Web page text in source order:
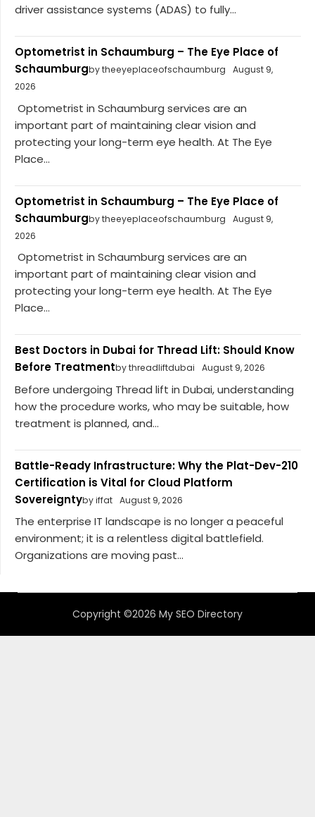
driver assistance systems (ADAS) to fully...
Optometrist in Schaumburg – The Eye Place of
Schaumburgby theeyeplaceofschaumburg
August 9,
2026
Optometrist in Schaumburg services are an
important part of maintaining clear vision and
protecting your long-term eye health. At The Eye
Place...
Optometrist in Schaumburg – The Eye Place of
Schaumburgby theeyeplaceofschaumburg
August 9,
2026
Optometrist in Schaumburg services are an
important part of maintaining clear vision and
protecting your long-term eye health. At The Eye
Place...
Best Doctors in Dubai for Thread Lift: Should Know
Before Treatmentby threadliftdubai August 9, 2026
Before undergoing Thread lift in Dubai, understanding
how the procedure works, who may be suitable, how
treatment is planned, and...
Battle-Ready Infrastructure: Why the Plat-Dev-210
Certification is Vital for Cloud Platform
Sovereigntyby iffat August 9, 2026
The enterprise IT landscape is no longer a peaceful
environment; it is a relentless digital battlefield.
Organizations are moving past...
Copyright ©2026 My SEO Directory